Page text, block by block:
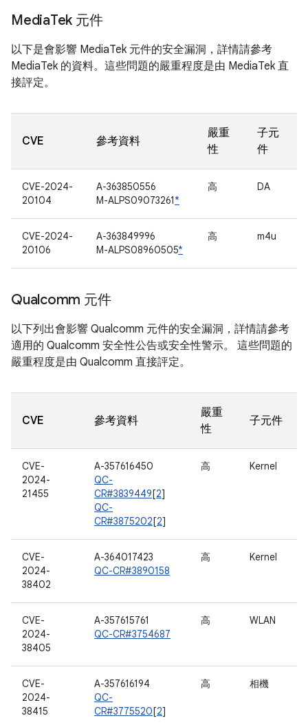
MediaTek 元件
以下是會影響 MediaTek 元件的安全漏洞，詳情請參考
MediaTek 的資料。這些問題的嚴重程度是由 MediaTek 直
接評定。
CVE 參考資料
嚴重
性
子元
件
CVE-2024-
20104
A-363850556
M-ALPS09073261*
高 DA
CVE-2024-
20106
A-363849996
M-ALPS08960505*
高 m4u
Qualcomm 元件
以下列出會影響 Qualcomm 元件的安全漏洞，詳情請參考
適用的 Qualcomm 安全性公告或安全性警示。 這些問題的
嚴重程度是由 Qualcomm 直接評定。
CVE 參考資料
嚴重
性
子元件
CVE-
2024-
21455
A-357616450
QC-
CR#3839449[2]
QC-
CR#3875202[2]
高 Kernel
CVE-
2024-
38402
A-364017423
QC-CR#3890158
高 Kernel
CVE-
2024-
38405
A-357615761
QC-CR#3754687
高 WLAN
CVE-
2024-
38415
A-357616194
QC-
CR#3775520[2]
高 相機